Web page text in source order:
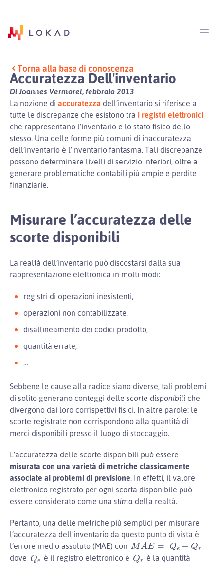
Torna alla base di conoscenza
Accuratezza Dell'inventario
Di Joannes Vermorel, febbraio 2013
La nozione di accuratezza dell’inventario si riferisce a
tutte le discrepanze che esistono tra i registri elettronici
che rappresentano l’inventario e lo stato fisico dello
stesso. Una delle forme più comuni di inaccuratezza
dell’inventario è l’inventario fantasma. Tali discrepanze
possono determinare livelli di servizio inferiori, oltre a
generare problematiche contabili più ampie e perdite
finanziarie.
Misurare l’accuratezza delle
scorte disponibili
La realtà dell’inventario può discostarsi dalla sua
rappresentazione elettronica in molti modi:
registri di operazioni inesistenti,
operazioni non contabilizzate,
disallineamento dei codici prodotto,
quantità errate,
…
Sebbene le cause alla radice siano diverse, tali problemi
di solito generano conteggi delle scorte disponibili che
divergono dai loro corrispettivi fisici. In altre parole: le
scorte registrate non corrispondono alla quantità di
merci disponibili presso il luogo di stoccaggio.
L’accuratezza delle scorte disponibili può essere
misurata con una varietà di metriche classicamente
associate ai problemi di previsione. In effetti, il valore
elettronico registrato per ogni scorta disponibile può
essere considerato come una stima della realtà.
Pertanto, una delle metriche più semplici per misurare
l’accuratezza dell’inventario da questo punto di vista è
l’errore medio assoluto (MAE) con
MAE=| Qe r|
dove Qe è il registro elettronico e Qr
è la quantità